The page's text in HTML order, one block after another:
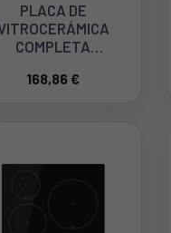
PLACA DE
COMPLETA
EHF6231IOK DE 3
168,86 €